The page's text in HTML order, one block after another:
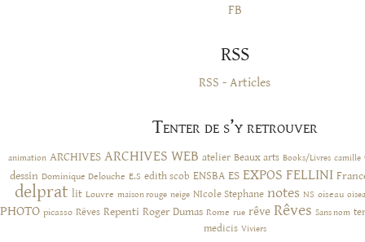
FB
RSS
RSS - Articles
Tenter de s’y retrouver
animation ARCHIVES ARCHIVES WEB atelier Beaux arts Books/Livres camille
dessin Dominique Delouche E.S edith scob ENSBA ES EXPOS FELLINI
delprat lit Louvre maison rouge neige NIcole Stephane notes NS oiseau
PHOTO picasso Rêves Repenti Roger Dumas Rome rue rêve Rêves Sans nom
medicis Viviers